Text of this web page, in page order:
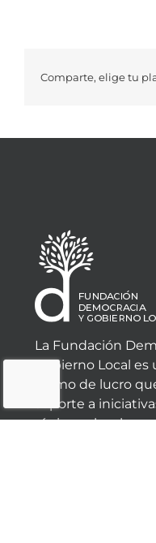
Comparte, elige tu
La Fundación
Gobierno Local
ánimo de lucro
soporte a
régimen local.